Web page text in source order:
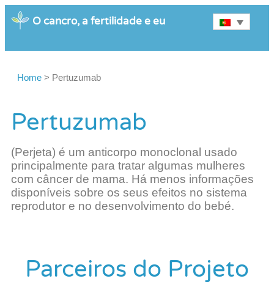
O cancro, a fertilidade e eu
Home > Pertuzumab
Pertuzumab
(Perjeta) é um anticorpo monoclonal usado
principalmente para tratar algumas mulheres
com câncer de mama. Há menos informações
disponíveis sobre os seus efeitos no sistema
reprodutor e no desenvolvimento do bebé.
Parceiros do Projeto